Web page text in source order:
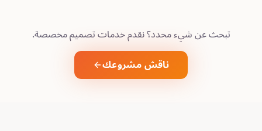
تبحث عن شيء محدد؟ نقدم خدمات تصميم مخصصة.
ناقش مشروعك